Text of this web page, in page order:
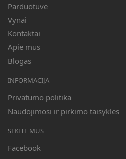
Parduotuvė
Vynai
Kontaktai
Apie mus
Blogas
INFORMACIJA
Privatumo politika
Naudojimosi ir pirkimo taisyklės
SEKITE MUS
Facebook